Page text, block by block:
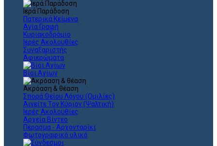
Ιερά Παράδοση
Πατερικά Κείμενα
Αγία Γραφή
Κυριακοδρόμιο
Ιερές Ακολουθίες
Συναξαριστής
Αφιερώματα
Βίοι Αγίων
Ακρόαση & θέαση
Σπορά Θείου Λόγου (Ομιλίες)
Αινείτε Τον Κύριον (Ψαλτική)
Ιερές Ακολουθίες
Αρχεία Βίντεο
Πέρασμα - Αρχονταρίκι
Φωτογραφικό υλικό